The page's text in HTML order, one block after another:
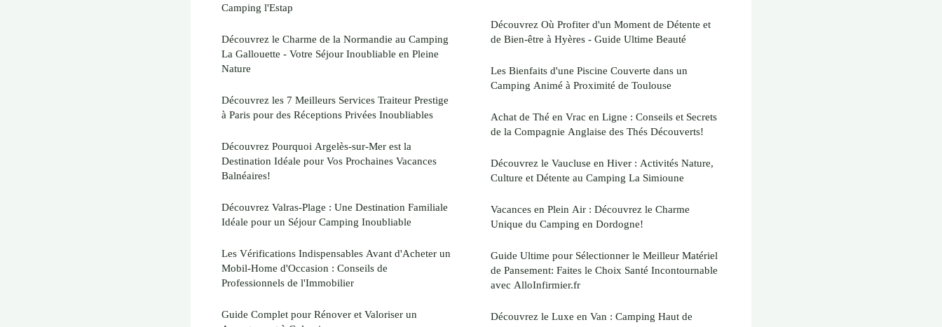
Camping l'Estap
Découvrez le Charme de la Normandie au Camping
La Gallouette - Votre Séjour Inoubliable en Pleine
Nature
Découvrez les 7 Meilleurs Services Traiteur Prestige
à Paris pour des Réceptions Privées Inoubliables
Découvrez Pourquoi Argelès-sur-Mer est la
Destination Idéale pour Vos Prochaines Vacances
Balnéaires!
Découvrez Valras-Plage : Une Destination Familiale
Idéale pour un Séjour Camping Inoubliable
Les Vérifications Indispensables Avant d'Acheter un
Mobil-Home d'Occasion : Conseils de
Professionnels de l'Immobilier
Guide Complet pour Rénover et Valoriser un
Découvrez Où Profiter d'un Moment de Détente et
de Bien-être à Hyères - Guide Ultime Beauté
Les Bienfaits d'une Piscine Couverte dans un
Camping Animé à Proximité de Toulouse
Achat de Thé en Vrac en Ligne : Conseils et Secrets
de la Compagnie Anglaise des Thés Découverts!
Découvrez le Vaucluse en Hiver : Activités Nature,
Culture et Détente au Camping La Simioune
Vacances en Plein Air : Découvrez le Charme
Unique du Camping en Dordogne!
Guide Ultime pour Sélectionner le Meilleur Matériel
de Pansement: Faites le Choix Santé Incontournable
avec AlloInfirmier.fr
Découvrez le Luxe en Van : Camping Haut de